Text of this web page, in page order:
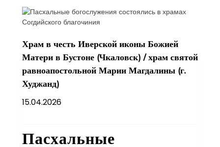
Храм в честь Иверской иконы Божией
Матери в Бустоне (Чкаловск) /храм святой
равноапостольной Марии Магдалины (г.
Худжанд)
15.04.2026
Пасхальные